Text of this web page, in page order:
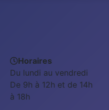
Horaires
Du lundi au vendredi
De 9h à 12h et de 14h
à 18h